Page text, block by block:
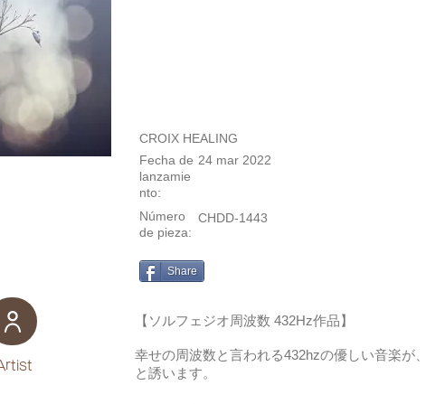
CROIX HEALING
24 mar 2022
Fecha de
lanzamie
nto:
Número
de pieza:
CHDD-1443
Share
【ソルフェジオ周波数 432Hz作品】
幸せの周波数と言われる432hzの優しい音楽が
と誘います。